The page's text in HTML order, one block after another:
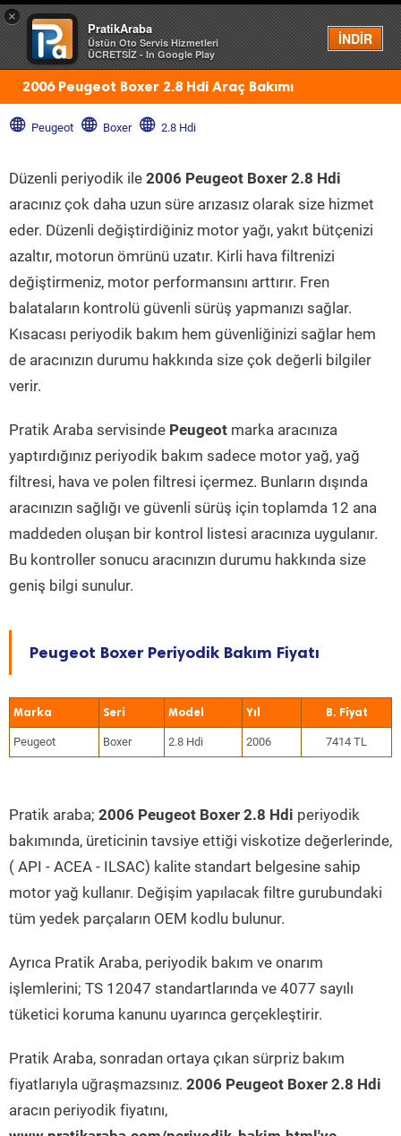
×
PratikAraba
Üstün Oto Servis Hizmetleri
ÜCRETSİZ - In Google Play
İNDİR
Menü
2006 Peugeot Boxer 2.8 Hdi Araç Bakımı
Peugeot Boxer 2.8 Hdi
Düzenli periyodik ile 2006 Peugeot Boxer 2.8 Hdi
aracınız çok daha uzun süre arızasız olarak size hizmet
eder. Düzenli değiştirdiğiniz motor yağı, yakıt bütçenizi
azaltır, motorun ömrünü uzatır. Kirli hava filtrenizi
değiştirmeniz, motor performansını arttırır. Fren
balataların kontrolü güvenli sürüş yapmanızı sağlar.
Kısacası periyodik bakım hem güvenliğinizi sağlar hem
de aracınızın durumu hakkında size çok değerli bilgiler
verir.
Pratik Araba servisinde Peugeot marka aracınıza
yaptırdığınız periyodik bakım sadece motor yağ, yağ
filtresi, hava ve polen filtresi içermez. Bunların dışında
aracınızın sağlığı ve güvenli sürüş için toplamda 12 ana
maddeden oluşan bir kontrol listesi aracınıza uygulanır.
Bu kontroller sonucu aracınızın durumu hakkında size
geniş bilgi sunulur.
Peugeot Boxer Periyodik Bakım Fiyatı
Marka Seri Model Yıl
Peugeot Boxer 2.8 Hdi 2006 7414 TL
Pratik araba; 2006 Peugeot Boxer 2.8 Hdi periyodik
bakımında, üreticinin tavsiye ettiği viskotize değerlerinde,
( API - ACEA - ILSAC) kalite standart belgesine sahip
motor yağ kullanır. Değişim yapılacak filtre gurubundaki
tüm yedek parçaların OEM kodlu bulunur.
Ayrıca Pratik Araba, periyodik bakım ve onarım
işlemlerini; TS 12047 standartlarında ve 4077 sayılı
tüketici koruma kanunu uyarınca gerçekleştirir.
Pratik Araba, sonradan ortaya çıkan sürpriz bakım
fiyatlarıyla uğraşmazsınız. 2006 Peugeot Boxer 2.8 Hdi
aracın periyodik fiyatını,